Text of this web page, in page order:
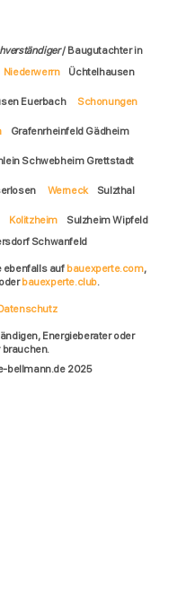
/ Baugutachter in
Niederwerrn Üchtelhausen
Euerbach Schonungen
Grafenrheinfeld Gädheim
Schwebheim Grettstadt
Werneck Sulzthal
Kolitzheim
Sulzheim Wipfeld
Schwanfeld
ebenfalls auf bauexperte.com,
bauexperte.club.
Energieberater oder
bellmann.de 2025